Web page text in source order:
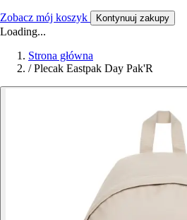
Zobacz mój koszyk Kontynuuj zakupy
Loading...
Strona główna
/ Plecak Eastpak Day Pak'R